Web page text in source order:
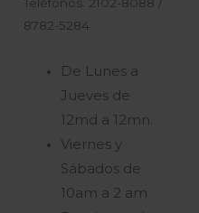
8782-5284
De Lunes a
Jueves de
12md a 12mn.
Viernes y
Sábados de
10am a 2 am